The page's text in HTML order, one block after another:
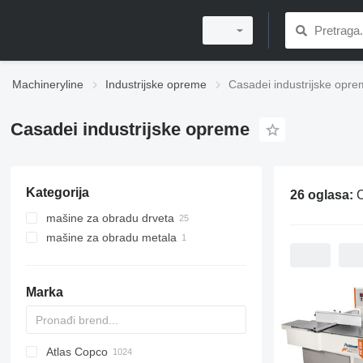
Machineryline Industrijske opreme Casadei industrijske
Casadei industrijske opreme
Kategorija
mašine za obradu drveta
površinske blanjalice
mašine za formiranje ivica
mašine za oblačenje i debljinu
pile za drvo
klizne stolne pile
mašine za zgušnjavanje
mašine za obradu metala
Marka
PDS
APD
AB
Ensis
VZ
AG3
Atlas Copco
26 oglasa: